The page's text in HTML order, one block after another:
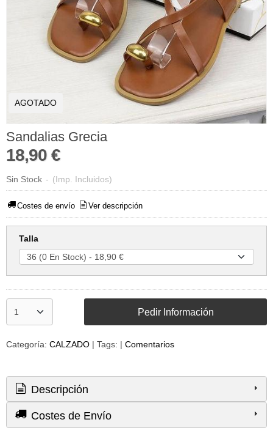
AGOTADO
Sandalias Grecia
18,90 €
Sin Stock - (Imp. Incluidos)
Costes de envío Ver descripción
Talla
Pedir Información
Categoría: CALZADO | Tags: | Comentarios
Descripción
Costes de Envío